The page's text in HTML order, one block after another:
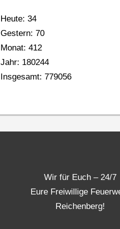
Heute: 34
Gestern: 70
Monat: 412
Jahr: 180244
Insgesamt: 779056
Wir für Euch – 24/7
Eure Freiwillige
Reichenberg!